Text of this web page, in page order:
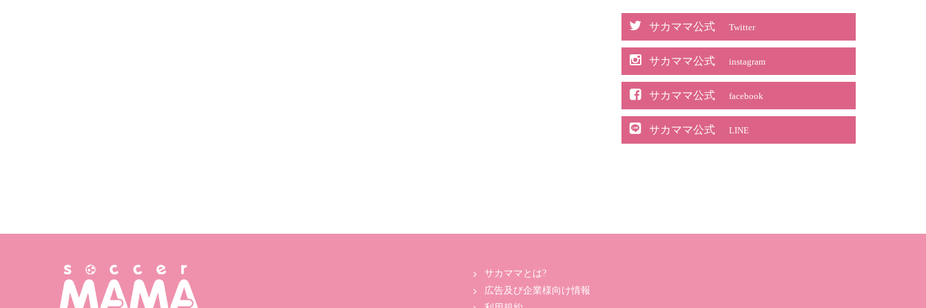
サカママ公式 Twitter
サカママ公式 instagram
サカママ公式 facebook
サカママ公式 LINE
サカママとは?
広告及び企業様向け情報